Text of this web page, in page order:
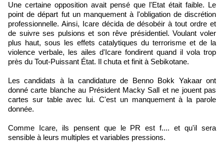
Une certaine opposition avait pensé que l'Etat était faible. Le
point de départ fut un manquement à l'obligation de discrétion
professionnelle. Ainsi, Icare décida de désobéir à tout ordre et
de suivre ses pulsions et son rêve présidentiel. Voulant voler
plus haut, sous les effets catalytiques du terrorisme et de la
violence verbale, les ailes d'Icare fondirent quand il vola trop
près du Tout-Puissant État. Il chuta et finit à Sebikotane.
Les candidats à la candidature de Benno Bokk Yakaar ont
donné carte blanche au Président Macky Sall et ne jouent pas
cartes sur table avec lui. C'est un manquement à la parole
donnée.
Comme Icare, ils pensent que le PR est f.... et qu'il sera
sensible à leurs multiples et variables pressions.